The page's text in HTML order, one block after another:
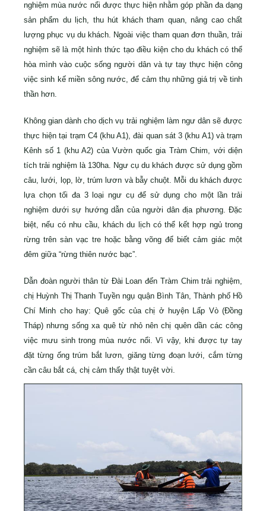
nghiệm mùa nước nổi được thực hiện nhằm góp phần đa dạng
sản phẩm du lịch, thu hút khách tham quan, nâng cao chất
lượng phục vụ du khách. Ngoài việc tham quan đơn thuần, trải
nghiệm sẽ là một hình thức tạo điều kiện cho du khách có thể
hòa mình vào cuộc sống người dân và tự tay thực hiện công
việc sinh kế miền sông nước, để cảm thụ những giá trị về tinh
thần hơn.
Không gian dành cho dịch vụ trải nghiệm làm ngư dân sẽ được
thực hiện tại trạm C4 (khu A1), đài quan sát 3 (khu A1) và trạm
Kênh số 1 (khu A2) của Vườn quốc gia Tràm Chim, với diện
tích trải nghiệm là 130ha. Ngư cụ du khách được sử dụng gồm
câu, lưới, lọp, lờ, trúm lươn và bẫy chuột. Mỗi du khách được
lựa chọn tối đa 3 loại ngư cụ để sử dụng cho một lần trải
nghiệm dưới sự hướng dẫn của người dân địa phương. Đặc
biệt, nếu có nhu cầu, khách du lịch có thể kết hợp ngủ trong
rừng trên sàn vạc tre hoặc bằng võng để biết cảm giác một
đêm giữa “rừng thiên nước bạc”.
Dẫn đoàn người thân từ Đài Loan đến Tràm Chim trải nghiệm,
chị Huỳnh Thị Thanh Tuyền ngụ quận Bình Tân, Thành phố Hồ
Chí Minh cho hay: Quê gốc của chị ở huyện Lấp Vò (Đồng
Tháp) nhưng sống xa quê từ nhỏ nên chị quên dần các công
việc mưu sinh trong mùa nước nổi. Vì vậy, khi được tự tay
đặt từng ống trúm bắt lươn, giăng từng đoạn lưới, cắm từng
cần câu bắt cá, chị cảm thấy thật tuyệt vời.